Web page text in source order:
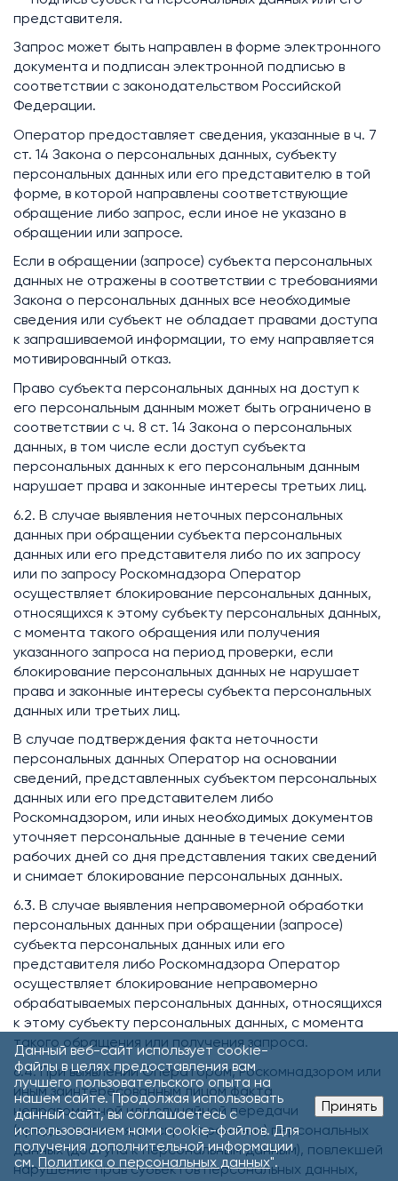
представителя.
Запрос может быть направлен в форме электронного
документа и подписан электронной подписью в
соответствии с законодательством Российской
Федерации.
Оператор предоставляет сведения, указанные в ч. 7
ст. 14 Закона о персональных данных, субъекту
персональных данных или его представителю в той
форме, в которой направлены соответствующие
обращение либо запрос, если иное не указано в
обращении или запросе.
Если в обращении (запросе) субъекта персональных
данных не отражены в соответствии с требованиями
Закона о персональных данных все необходимые
сведения или субъект не обладает правами доступа
к запрашиваемой информации, то ему направляется
мотивированный отказ.
Право субъекта персональных данных на доступ к
его персональным данным может быть ограничено в
соответствии с ч. 8 ст. 14 Закона о персональных
данных, в том числе если доступ субъекта
персональных данных к его персональным данным
нарушает права и законные интересы третьих лиц.
6.2. В случае выявления неточных персональных
данных при обращении субъекта персональных
данных или его представителя либо по их запросу
или по запросу Роскомнадзора Оператор
осуществляет блокирование персональных данных,
относящихся к этому субъекту персональных данных,
с момента такого обращения или получения
указанного запроса на период проверки, если
блокирование персональных данных не нарушает
права и законные интересы субъекта персональных
данных или третьих лиц.
В случае подтверждения факта неточности
персональных данных Оператор на основании
сведений, представленных субъектом персональных
данных или его представителем либо
Роскомнадзором, или иных необходимых документов
уточняет персональные данные в течение семи
рабочих дней со дня представления таких сведений
и снимает блокирование персональных данных.
6.3. В случае выявления неправомерной обработки
персональных данных при обращении (запросе)
субъекта персональных данных или его
представителя либо Роскомнадзора Оператор
осуществляет блокирование неправомерно
обрабатываемых персональных данных, относящихся
к этому субъекту персональных данных, с момента
такого обращения или получения запроса.
6.4. При выявлении Оператором, Роскомнадзором или
иным заинтересованным лицом факта
неправомерной или случайной передачи
(предоставления, распространения) персональных
данных (доступа к персональным данным), повлекшей
нарушение прав субъектов персональных данных,
Данный веб-сайт использует cookie-
файлы в целях предоставления вам
лучшего пользовательского опыта на
нашем сайте. Продолжая использовать
данный сайт, вы соглашаетесь с
использованием нами cookie-файлов. Для
получения дополнительной информации
см.Политика о персональных данных".
Принять